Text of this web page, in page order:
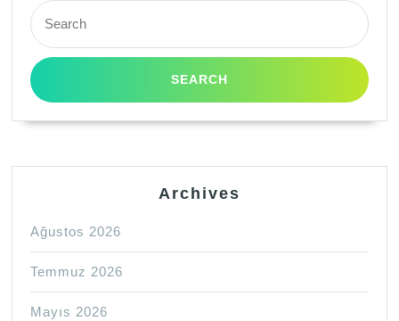
Search
for:
Archives
Ağustos 2026
Temmuz 2026
Mayıs 2026